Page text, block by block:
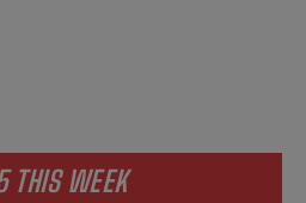
THIS WEEK